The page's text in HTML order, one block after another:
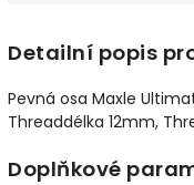
Detailní popis
Pevná osa Maxle
Threaddélka 12mm,
Doplňkové